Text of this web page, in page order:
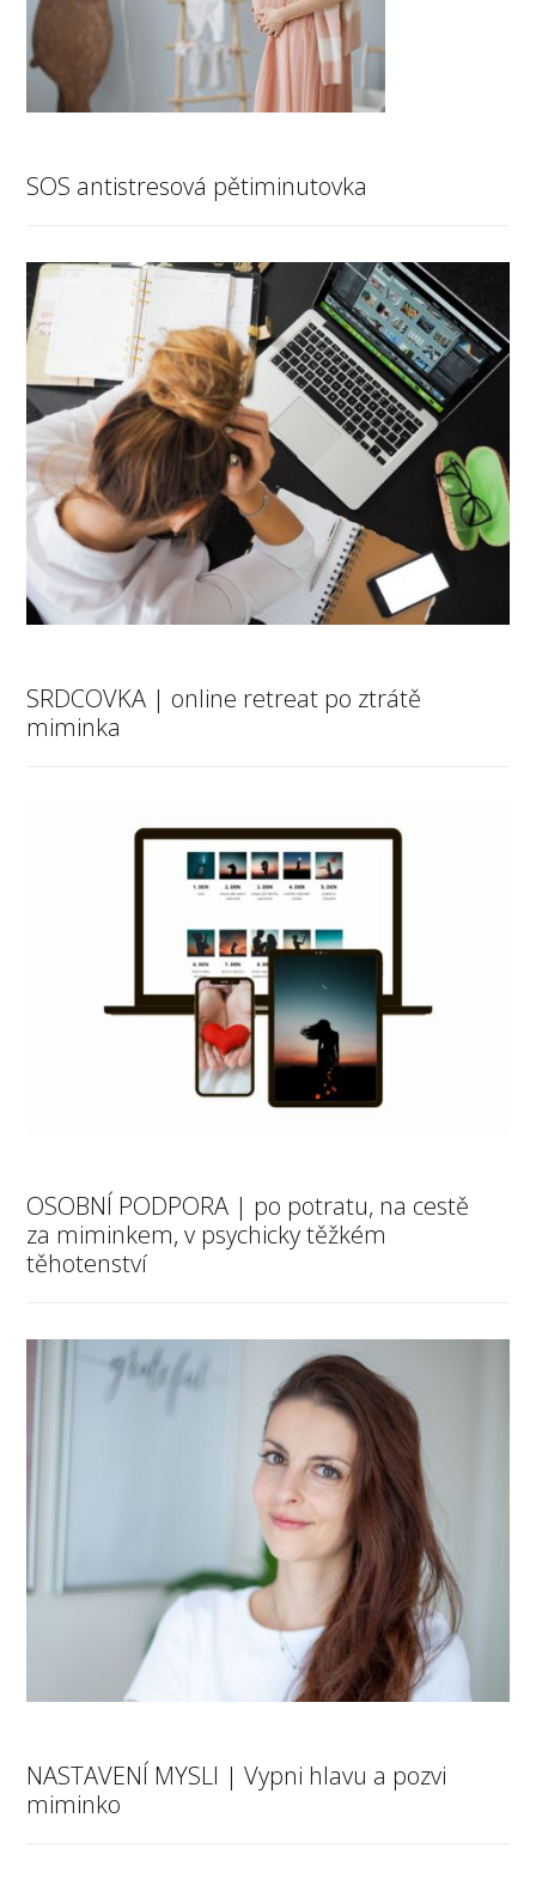
SOS antistresová pětiminutovka
SRDCOVKA | online retreat po ztrátě
miminka
OSOBNÍ PODPORA | po potratu, na cestě
za miminkem, v psychicky těžkém
těhotenství
NASTAVENÍ MYSLI | Vypni hlavu a pozvi
miminko